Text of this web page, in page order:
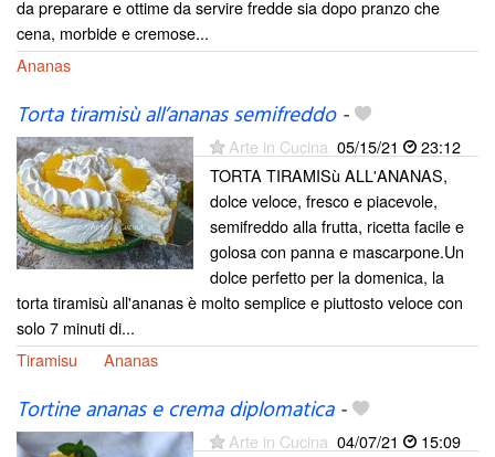
da preparare e ottime da servire fredde sia dopo pranzo che
cena, morbide e cremose...
Ananas
Torta tiramisù all’ananas semifreddo-
Arte in Cucina 05/15/21
23:12
TORTA TIRAMISù ALL'ANANAS,
dolce veloce, fresco e piacevole,
semifreddo alla frutta, ricetta facile e
golosa con panna e mascarpone.Un
dolce perfetto per la domenica, la
torta tiramisù all'ananas è molto semplice e piuttosto veloce con
solo 7 minuti di...
Tiramisu
Ananas
Tortine ananas e crema diplomatica-
Arte in Cucina 04/07/21
15:09